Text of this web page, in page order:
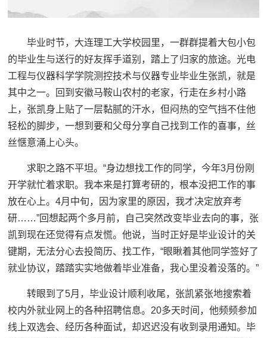
毕业时节，大连理工大学校园里，一群群提着大包小包
的毕业生与送行的好友挥手道别，踏上了归家的旅途。光电
工程与仪器科学学院测控技术与仪器专业毕业生张凯，就是
其中之一。回到安徽马鞍山农村的老家，行走在乡村小路
上，张凯身上贴了一层黏腻的汗水，但闷热的空气挡不住他
轻松的脚步，一想到要和父母分享自己找到工作的喜事，丝
丝惬意涌上心头。
求职之路不平坦。“身边想找工作的同学，今年3月份刚
开学就忙着求职。我本来是打算考研的，根本没把工作的事
放在心上。4月中旬，因为家里的原因，我才决定放弃考
研……”回想起两个多月前，自己突然改变毕业去向的事，张
凯到现在还觉得有点发慌。他说，当时正好是毕业设计的关
键期，无法分心去投简历、找工作，“眼瞅着其他同学签好了
就业协议，踏踏实实地做着毕业准备，我心里没着没落的。”
转眼到了5月，毕业设计顺利收尾，张凯紧张地搜索着
校内外就业网上的各种招聘信息。20多天时间，他频频参加
线上双选会、经历各种面试，却迟迟没有收到录用通知。毕